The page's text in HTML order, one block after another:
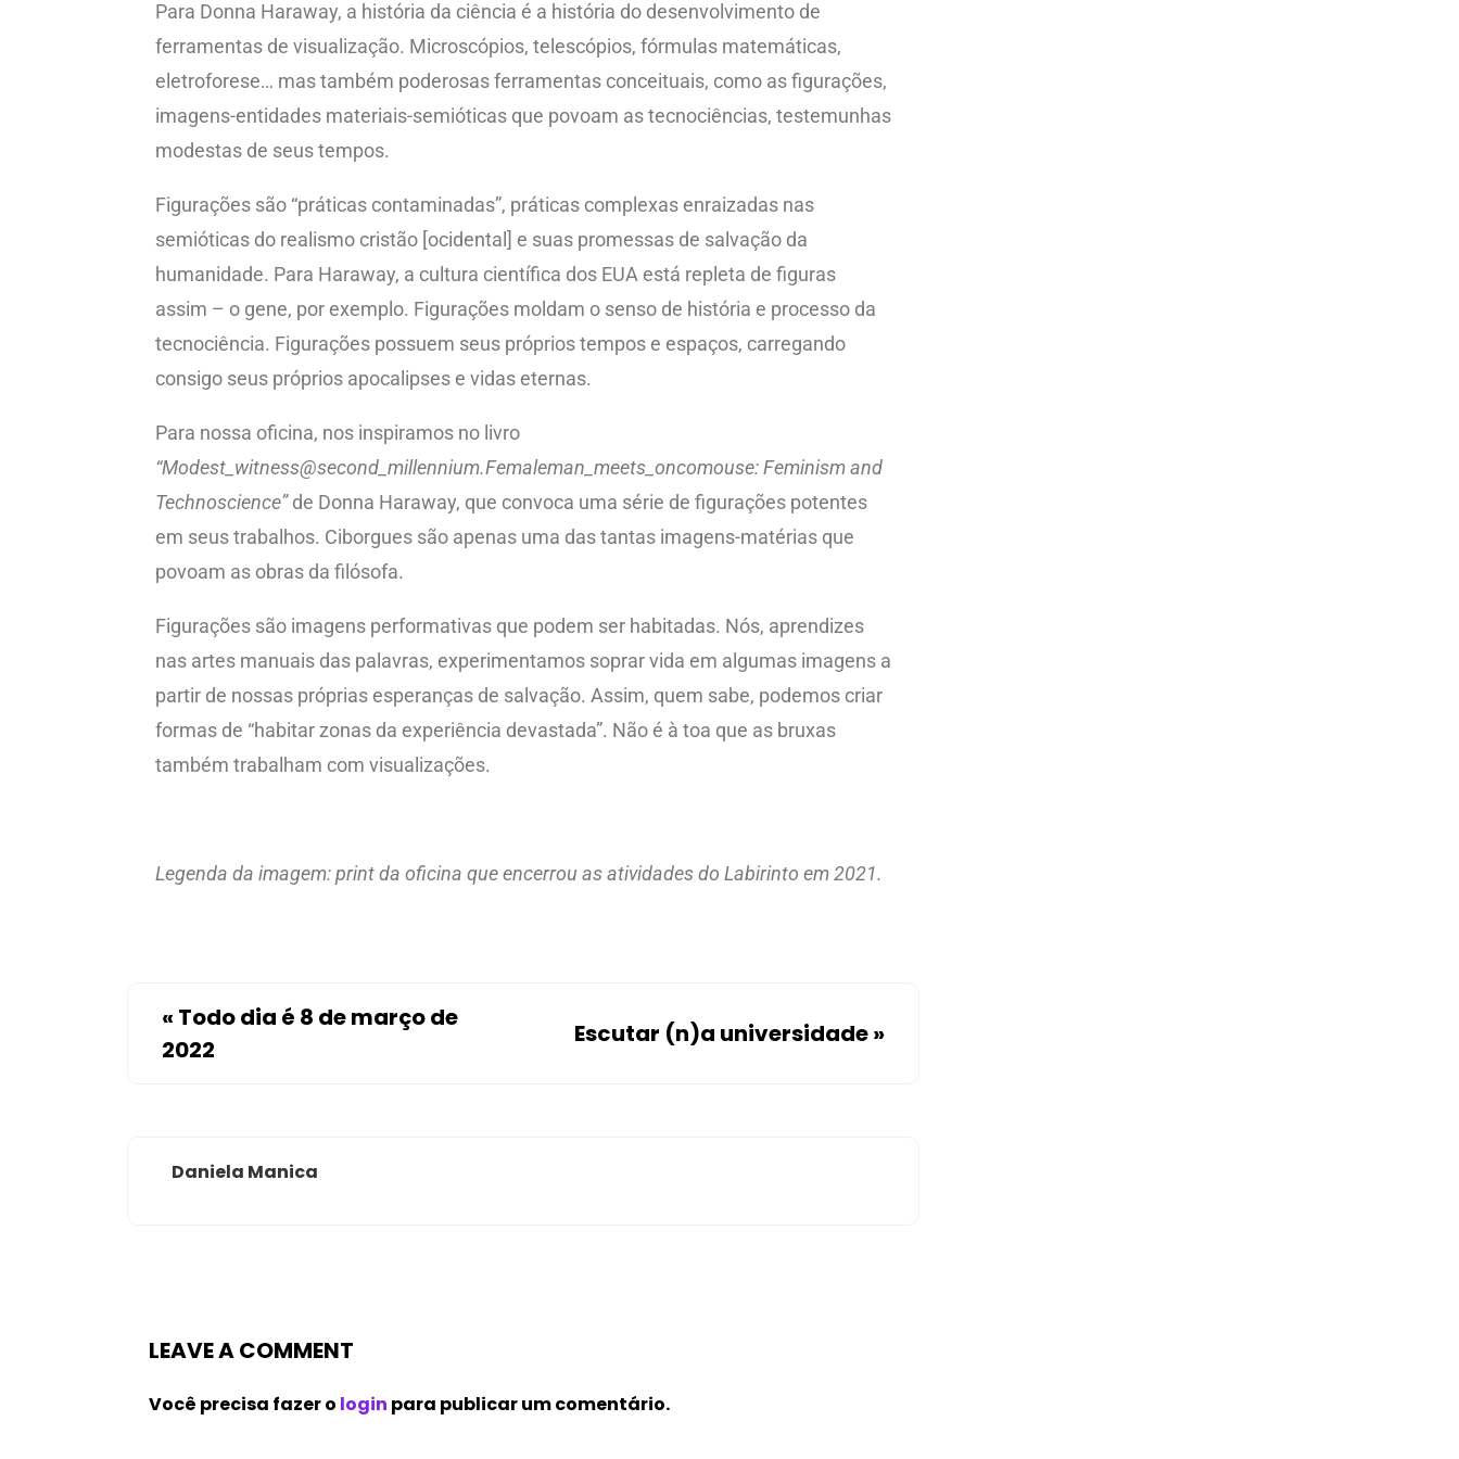
Para Donna Haraway, a história da ciência é a história do desenvolvimento de
ferramentas de visualização. Microscópios, telescópios, fórmulas matemáticas,
eletroforese… mas também poderosas ferramentas conceituais, como as figurações,
imagens-entidades materiais-semióticas que povoam as tecnociências, testemunhas
modestas de seus tempos.
Figurações são “práticas contaminadas”, práticas complexas enraizadas nas
semióticas do realismo cristão [ocidental] e suas promessas de salvação da
humanidade. Para Haraway, a cultura científica dos EUA está repleta de figuras
assim – o gene, por exemplo. Figurações moldam o senso de história e processo da
tecnociência. Figurações possuem seus próprios tempos e espaços, carregando
consigo seus próprios apocalipses e vidas eternas.
Para nossa oficina, nos inspiramos no livro
“Modest_witness@second_millennium.Femaleman_meets_oncomouse: Feminism and
Technoscience”de Donna Haraway, que convoca uma série de figurações potentes
em seus trabalhos. Ciborgues são apenas uma das tantas imagens-matérias que
povoam as obras da filósofa.
Figurações são imagens performativas que podem ser habitadas. Nós, aprendizes
nas artes manuais das palavras, experimentamos soprar vida em algumas imagens a
partir de nossas próprias esperanças de salvação. Assim, quem sabe, podemos criar
formas de “habitar zonas da experiência devastada”. Não é à toa que as bruxas
também trabalham com visualizações.
Legenda da imagem: print da oficina que encerrou as atividades do Labirinto em 2021.
« Todo dia é 8 de março de
2022
Escutar (n)a universidade»
Daniela Manica
LEAVE A COMMENT
Você precisa fazer o login para publicar um comentário.